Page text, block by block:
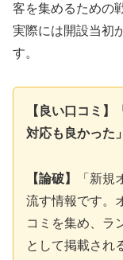
客を集めるための
実際には開設当初
す。
【良い口コミ】
対応も良かった」
【論破】
「新
流す情報です。
コミを集め、ラ
として掲載され